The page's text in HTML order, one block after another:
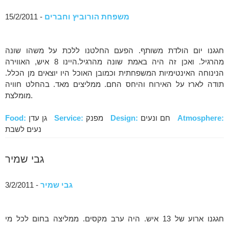
משפחת הורוביץ וחברים - 15/2/2011
חגגנו יום הולדת משותף. הפעם החלטנו ללכת על משהו שונה
מהרגיל. ואכן זה היה באמת שונה מהרגיל.היינו 8 איש, האווירה
הנינוחה האינטימיות המשפחתית וכמובן האוכל היו יוצאים מן הכלל.
תודה לארז על האירוח והיחס החם. ממליצים מאד. בהחלט חוויה
מומלצת.
Food: גן עדן Service: Design:
Atmosphere:
נעים לשבת
גבי שמיר
גבי שמיר - 3/2/2011
חגגנו ארוע של 13 איש. היה ערב מקסים. ממליצה בחום לכל מי